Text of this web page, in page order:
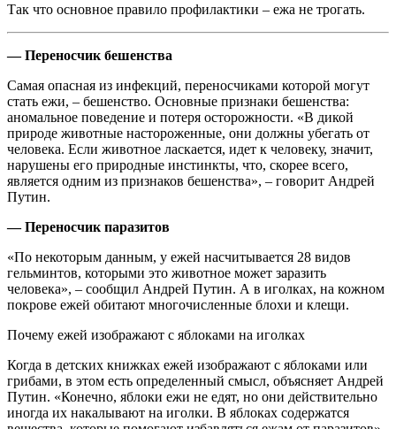
Так что основное правило профилактики – ежа не трогать.
— Переносчик бешенства
Самая опасная из инфекций, переносчиками которой могут
стать ежи, – бешенство. Основные признаки бешенства:
аномальное поведение и потеря осторожности. «В дикой
природе животные настороженные, они должны убегать от
человека. Если животное ласкается, идет к человеку, значит,
нарушены его природные инстинкты, что, скорее всего,
является одним из признаков бешенства», – говорит Андрей
Путин.
— Переносчик паразитов
«По некоторым данным, у ежей насчитывается 28 видов
гельминтов, которыми это животное может заразить
человека», – сообщил Андрей Путин. А в иголках, на кожном
покрове ежей обитают многочисленные блохи и клещи.
Почему ежей изображают с яблоками на иголках
Когда в детских книжках ежей изображают с яблоками или
грибами, в этом есть определенный смысл, объясняет Андрей
Путин. «Конечно, яблоки ежи не едят, но они действительно
иногда их накалывают на иголки. В яблоках содержатся